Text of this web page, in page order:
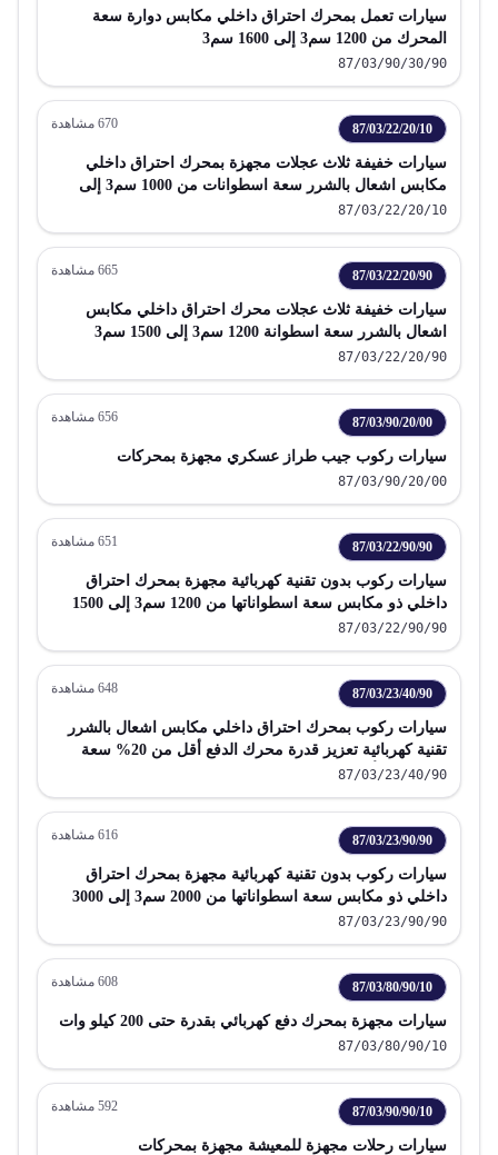
سيارات تعمل بمحرك احتراق داخلي مكابس دوارة سعة
المحرك من 1200 سم3 إلى 1600 سم3
87/03/90/30/90
87/03/22/20/10
670 مشاهدة
سيارات خفيفة ثلاث عجلات مجهزة بمحرك احتراق داخلي
مكابس اشعال بالشرر سعة اسطوانات من 1000 سم3 إلى
1200 سم3
87/03/22/20/10
87/03/22/20/90
665 مشاهدة
سيارات خفيفة ثلاث عجلات محرك احتراق داخلي مكابس
اشعال بالشرر سعة اسطوانة 1200 سم3 إلى 1500 سم3
87/03/22/20/90
87/03/90/20/00
656 مشاهدة
سيارات ركوب جيب طراز عسكري مجهزة بمحركات
87/03/90/20/00
87/03/22/90/90
651 مشاهدة
سيارات ركوب بدون تقنية كهربائية مجهزة بمحرك احتراق
داخلي ذو مكابس سعة اسطواناتها من 1200 سم3 إلى 1500
سم3
87/03/22/90/90
87/03/23/40/90
648 مشاهدة
سيارات ركوب بمحرك احتراق داخلي مكابس اشعال بالشرر
تقنية كهربائية تعزيز قدرة محرك الدفع أقل من 20% سعة
الداخلة في البند 87 02 تشمل سيارات الاستيشن و سيارات
السباق
87/03/23/40/90
87/03/23/90/90
616 مشاهدة
سيارات ركوب بدون تقنية كهربائية مجهزة بمحرك احتراق
داخلي ذو مكابس سعة اسطواناتها من 2000 سم3 إلى 3000
سم3
87/03/23/90/90
87/03/80/90/10
608 مشاهدة
سيارات مجهزة بمحرك دفع كهربائي بقدرة حتى 200 كيلو وات
87/03/80/90/10
87/03/90/90/10
592 مشاهدة
سيارات رحلات مجهزة للمعيشة مجهزة بمحركات